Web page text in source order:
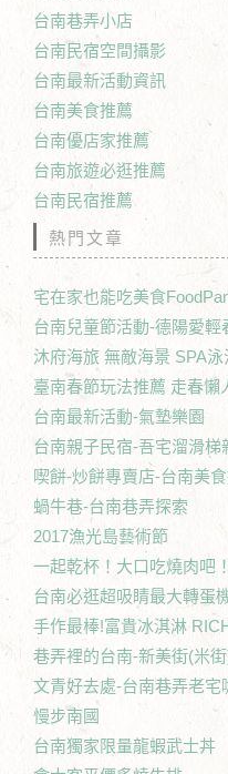
台南巷弄小店
台南民宿空間攝影
台南最新活動資訊
台南美食推薦
台南優店家推薦
台南旅遊必逛推薦
台南民宿推薦
熱門文章
宅在家也能吃美食
台南兒童節活動-德陽愛
沐府海旅 無敵海景 SPA
臺南春節玩法推薦 走春懶
台南最新活動-氣墊樂園
台南親子民宿-吾宅溜滑梯
喫餅-炒餅專賣店-台南美
蝸牛巷-台南巷弄探索
2017漁光島藝術節
一起乾杯！大口吃燒肉吧！
台南必逛超吸睛最大轉蛋
手作最棒!富貴冰淇淋
巷弄裡的台南-新美街(米
文青好去處-台南巷弄老宅
慢步南國
台南獨家限量龍蝦武士丼